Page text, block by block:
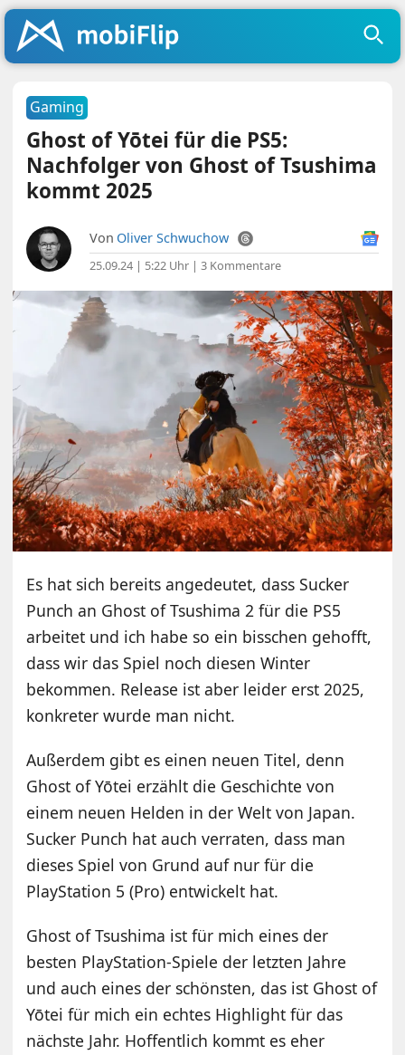
Gaming
Ghost of Yōtei für die PS5:
Nachfolger von Ghost of Tsushima
kommt 2025
Von Oliver Schwuchow
25.09.24 | 5:22 Uhr |3 Kommentare
Es hat sich bereits angedeutet, dass Sucker
Punch an Ghost of Tsushima 2 für die PS5
arbeitet und ich habe so ein bisschen gehofft,
dass wir das Spiel noch diesen Winter
bekommen. Release ist aber leider erst 2025,
konkreter wurde man nicht.
Außerdem gibt es einen neuen Titel, denn
Ghost of Yōtei erzählt die Geschichte von
einem neuen Helden in der Welt von Japan.
Sucker Punch hat auch verraten, dass man
dieses Spiel von Grund auf nur für die
PlayStation 5 (Pro) entwickelt hat.
Ghost of Tsushima ist für mich eines der
besten PlayStation-Spiele der letzten Jahre
und auch eines der schönsten, das ist Ghost of
Yōtei für mich ein echtes Highlight für das
nächste Jahr. Hoffentlich kommt es eher